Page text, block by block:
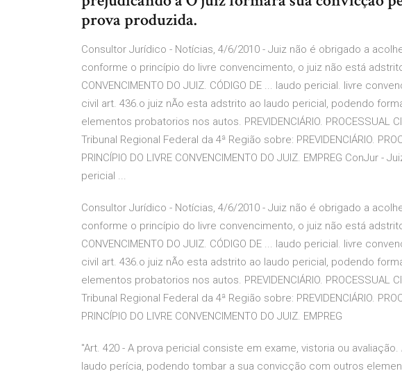
prova produzida.
Consultor Jurídico - Notícias, 4/6/2010 - Juiz não é obrigado a
conforme o princípio do livre convencimento, o juiz não está adstrito
CONVENCIMENTO DO JUIZ. CÓDIGO DE ... laudo pericial. livre
civil art. 436.o juiz nÃo esta adstrito ao laudo pericial, podendo
elementos probatorios nos autos. PREVIDENCIÁRIO. PROCESSUAL
Tribunal Regional Federal da 4ª Região sobre: PREVIDENCIÁRIO.
PRINCÍPIO DO LIVRE CONVENCIMENTO DO JUIZ. EMPREG ConJur
pericial ...
Consultor Jurídico - Notícias, 4/6/2010 - Juiz não é obrigado a
conforme o princípio do livre convencimento, o juiz não está adstrito
CONVENCIMENTO DO JUIZ. CÓDIGO DE ... laudo pericial. livre
civil art. 436.o juiz nÃo esta adstrito ao laudo pericial, podendo
elementos probatorios nos autos. PREVIDENCIÁRIO. PROCESSUAL
Tribunal Regional Federal da 4ª Região sobre: PREVIDENCIÁRIO.
PRINCÍPIO DO LIVRE CONVENCIMENTO DO JUIZ. EMPREG
"Art. 420 - A prova pericial consiste em exame, vistoria ou
laudo perícia, podendo tombar a sua convicção com outros